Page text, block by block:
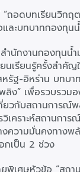
ถอดบทเรียนวิกฤ
ละบทบาทกองทุน
นักงานกองทุนน้ำ
นเรียนรู้ครั้งสำคั
รัฐ-อิหร่าน บทบา
ลิง” เพื่อรวบรวม
ยวกับสถานการณ์
เคราะห์สถานกา
ความมั่นคงทางพ
กเป็น 2 ช่วง